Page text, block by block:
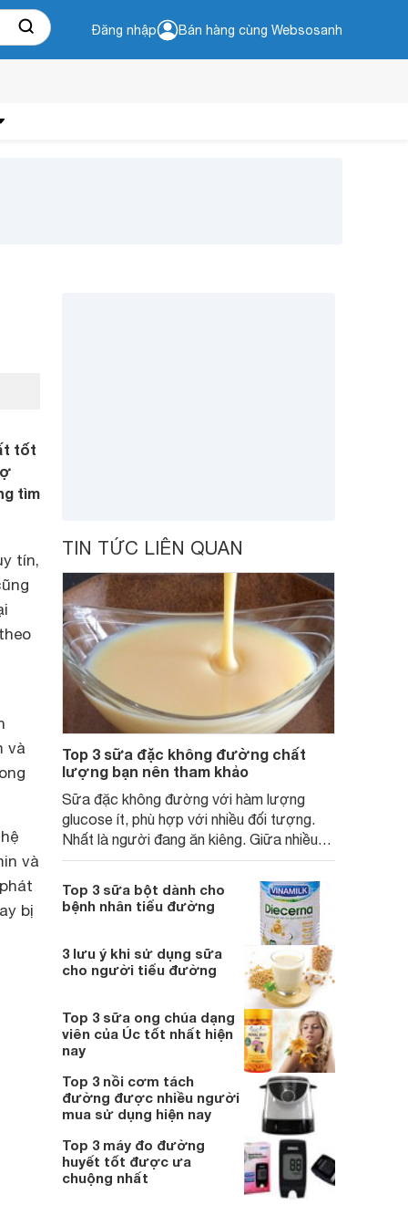
Đăng nhập Bán hàng cùng Websosanh
tốt
tìm
tín,
và
và
bị
TIN TỨC LIÊN QUAN
Top 3 sữa đặc không đường chất
lượng bạn nên tham khảo
Sữa đặc không đường với hàm lượng
glucose ít, phù hợp với nhiều đối tượng.
Nhất là người đang ăn kiêng. Giữa nhiều
thương hiệu sản xuất sữa đặc không
đường, thì loại nào tốt? Cùng tìm câu trả
lời qua nội dung sau.
Top 3 sữa bột dành cho
bệnh nhân tiểu đường
3 lưu ý khi sử dụng sữa
cho người tiểu đường
Top 3 sữa ong chúa dạng
viên của Úc tốt nhất hiện
nay
Top 3 nồi cơm tách
đường được nhiều người
mua sử dụng hiện nay
Top 3 máy đo đường
huyết tốt được ưa
chuộng nhất